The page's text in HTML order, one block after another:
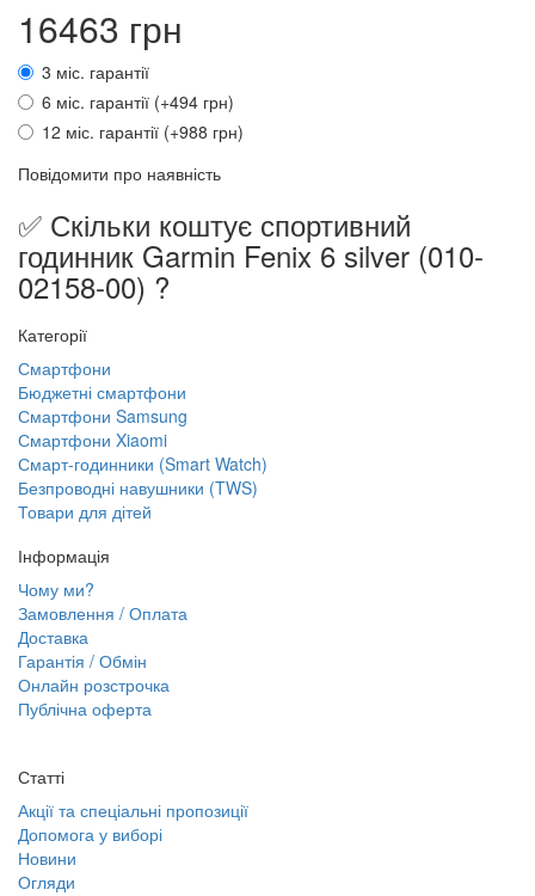
16463 грн
3 міс. гарантії
6 міс. гарантії (+494 грн)
12 міс. гарантії (+988 грн)
Повідомити про наявність
✅ Скільки коштує спортивний
годинник Garmin Fenix 6 silver (010-
02158-00) ?
Категорії
Смартфони
Бюджетні смартфони
Смартфони Samsung
Смартфони Xiaomi
Смарт-годинники (Smart Watch)
Безпроводні навушники (TWS)
Товари для дітей
Інформація
Чому ми?
Замовлення / Оплата
Доставка
Гарантія / Обмін
Онлайн розстрочка
Публічна оферта
Статті
Акції та спеціальні пропозиції
Допомога у виборі
Новини
Огляди